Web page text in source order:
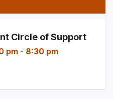
Circle of Support
pm - 8:30 pm